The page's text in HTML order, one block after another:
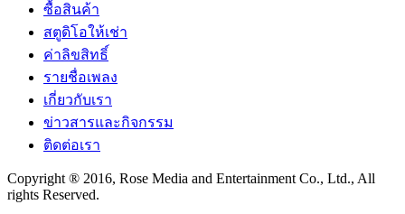
ซื้อสินค้า
สตูดิโอให้เช่า
ค่าลิขสิทธิ์
รายชื่อเพลง
เกี่ยวกับเรา
ข่าวสารและกิจกรรม
ติดต่อเรา
Copyright ® 2016, Rose Media and Entertainment Co., Ltd., All
rights Reserved.